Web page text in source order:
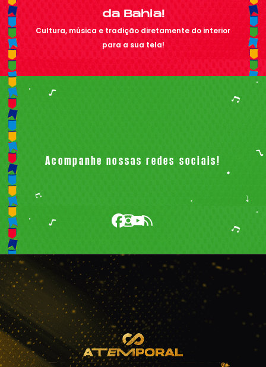
da Bahia!
Cultura, música e tradição diretamente do interior
para a sua tela!
Acompanhe nossas redes sociais!